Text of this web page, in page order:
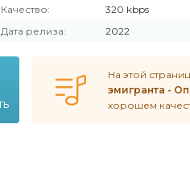
Качество:
320 kbps
Дата релиза:
2022
На этой
эмигранта -
хорошем